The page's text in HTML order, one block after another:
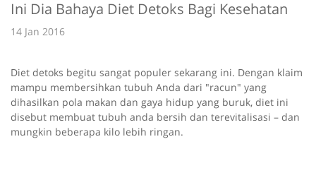
Ini Dia Bahaya Diet Detoks Bagi Kesehatan
14 Jan 2016
Diet detoks begitu sangat populer sekarang ini. Dengan klaim
mampu membersihkan tubuh Anda dari "racun" yang
dihasilkan pola makan dan gaya hidup yang buruk, diet ini
disebut membuat tubuh anda bersih dan terevitalisasi – dan
mungkin beberapa kilo lebih ringan.